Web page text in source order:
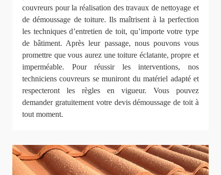
couvreurs pour la réalisation des travaux de nettoyage et
de démoussage de toiture. Ils maîtrisent à la perfection
les techniques d’entretien de toit, qu’importe votre type
de bâtiment. Après leur passage, nous pouvons vous
promettre que vous aurez une toiture éclatante, propre et
imperméable. Pour réussir les interventions, nos
techniciens couvreurs se muniront du matériel adapté et
respecteront les règles en vigueur. Vous pouvez
demander gratuitement votre devis démoussage de toit à
tout moment.